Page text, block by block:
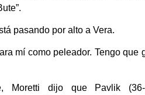
pasando por alto a Vera.
mí como peleador. Tengo que
Moretti dijo que Pavlik